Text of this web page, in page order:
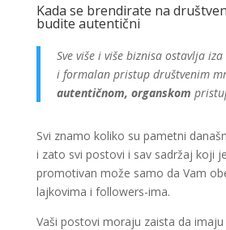
Kada se brendirate na
budite autentični
Sve više i više biznisa ostavlja
i formalan pristup društvenim
autentičnom, organskom
Svi znamo koliko su pametni
i zato svi postovi i sav sadržaj koji
promotivan može samo da Vam
lajkovima i followers-ima.
Vaši postovi moraju zaista da